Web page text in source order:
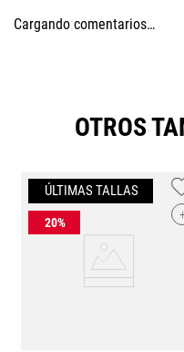
Cargando comentarios…
OTROS